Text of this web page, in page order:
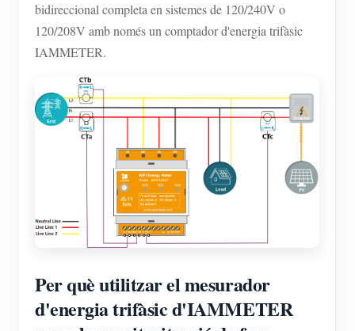
bidireccional completa en sistemes de 120/240V o
120/208V amb només un comptador d'energia trifàsic
IAMMETER.
Per què utilitzar el mesurador
d'energia trifàsic d'IAMMETER